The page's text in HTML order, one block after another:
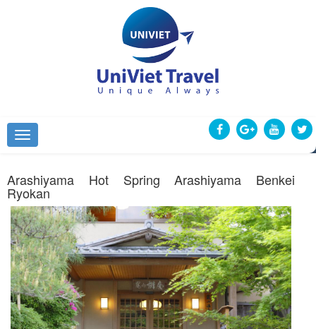
Arashiyama Hot Spring Arashiyama Benkei
Ryokan